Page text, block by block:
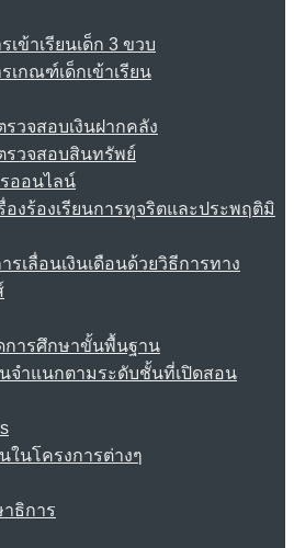
เข้าเรียนเด็ก 3 ขวบ
เกณฑ์เด็กเข้าเรียน
วจสอบเงินฝากคลัง
รวจสอบสินทรัพย์
ออนไลน์
องร้องเรียนการทุจริตและประพฤติมิ
รเลื่อนเงินเดือนด้วยวิธีการทาง
การศึกษาขั้นพื้นฐาน
จำแนกตามระดับชั้นที่เปิดสอน
ในโครงการต่างๆ
ธิการ